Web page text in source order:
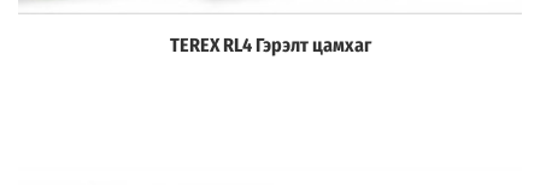
Дэлгэрэнгүй
TEREX RL4 Гэрэлт цамхаг